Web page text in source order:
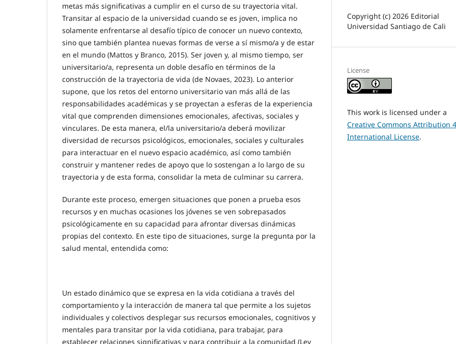
metas más significativas a cumplir en el curso de su trayectoria vital.
Transitar al espacio de la universidad cuando se es joven, implica no
solamente enfrentarse al desafío típico de conocer un nuevo contexto,
sino que también plantea nuevas formas de verse a sí mismo/a y de estar
en el mundo (Mattos y Branco, 2015). Ser joven y, al mismo tiempo, ser
universitario/a, representa un doble desafío en términos de la
construcción de la trayectoria de vida (de Novaes, 2023). Lo anterior
supone, que los retos del entorno universitario van más allá de las
responsabilidades académicas y se proyectan a esferas de la experiencia
vital que comprenden dimensiones emocionales, afectivas, sociales y
vinculares. De esta manera, el/la universitario/a deberá movilizar
diversidad de recursos psicológicos, emocionales, sociales y culturales
para interactuar en el nuevo espacio académico, así como también
construir y mantener redes de apoyo que lo sostengan a lo largo de su
trayectoria y de esta forma, consolidar la meta de culminar su carrera.
Durante este proceso, emergen situaciones que ponen a prueba esos
recursos y en muchas ocasiones los jóvenes se ven sobrepasados
psicológicamente en su capacidad para afrontar diversas dinámicas
propias del contexto. En este tipo de situaciones, surge la pregunta por la
salud mental, entendida como:
Un estado dinámico que se expresa en la vida cotidiana a través del
comportamiento y la interacción de manera tal que permite a los sujetos
individuales y colectivos desplegar sus recursos emocionales, cognitivos y
mentales para transitar por la vida cotidiana, para trabajar, para
establecer relaciones significativas y para contribuir a la comunidad (Ley
Copyright (c) 2026 Editorial
Universidad Santiago de Cali
License
This work is licensed under a
Creative Commons Attribution
International License.